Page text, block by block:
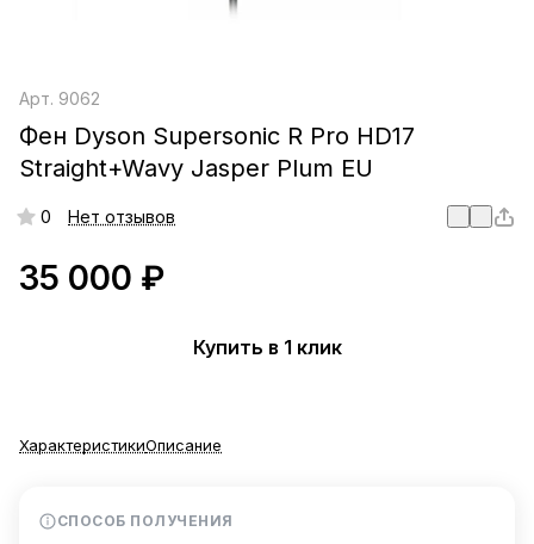
Арт. 9062
Фен Dyson Supersonic R Pro HD17
Straight+Wavy Jasper Plum EU
0 Нет отзывов
35 000 ₽
Купить в 1 клик
ХарактеристикиОписание
СПОСОБ ПОЛУЧЕНИЯ